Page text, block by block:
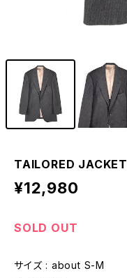
TAILORED JACKET
¥12,980
SOLD OUT
サイズ : about S-M